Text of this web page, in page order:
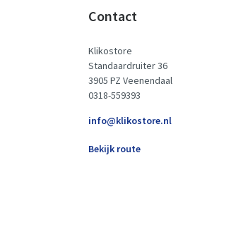
Contact
Klikostore
Standaardruiter 36
3905 PZ Veenendaal
0318-559393
info@klikostore.nl
Bekijk route